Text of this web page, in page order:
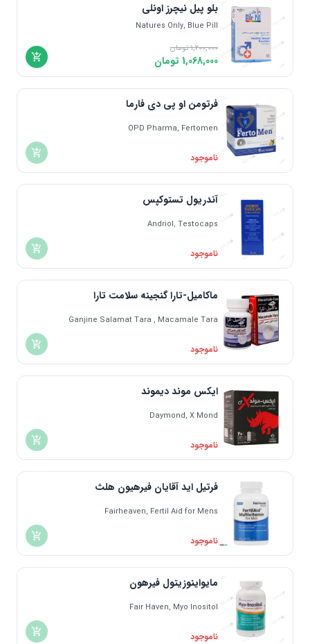
بلو پیل نیچرز اونلی
Natures Only, Blue Pill
1,200,000تومان
1,068,000 تومان
فرتومن او پی دی فارما
OPD Pharma, Fertomen
ناموجود
آندریول تستوکپس
Andriol, Testocaps
ناموجود
ماکامیل-تارا گنجینه سلامت تارا
Ganjine Salamat Tara , Macamale Tara
ناموجود
ایکس موند دیموند
Daymond, X Mond
ناموجود
فرتیل اید آقایان فیرهیون هلث
Fairheaven, Fertil Aid for Mens
ناموجود
مایواینوزیتول فیرهون
Fair Haven, Myo Inositol
ناموجود